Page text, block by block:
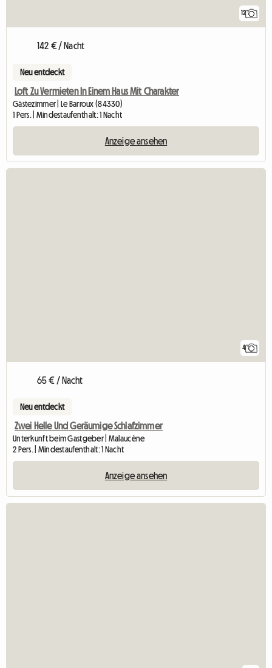
12
142 € / Nacht
Neu entdeckt
Loft Zu Vermieten In Einem Haus Mit Charakter
Gästezimmer | Le Barroux (84330)
1 Pers. | Mindestaufenthalt: 1 Nacht
Anzeige ansehen
4
65 € / Nacht
Neu entdeckt
Zwei Helle Und Geräumige Schlafzimmer
Unterkunft beim Gastgeber | Malaucène
2 Pers. | Mindestaufenthalt: 1 Nacht
Anzeige ansehen